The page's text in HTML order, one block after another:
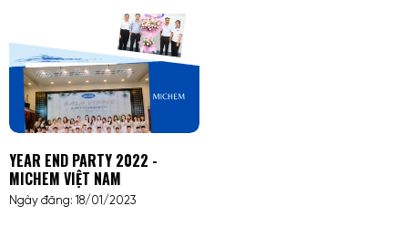
YEAR END PARTY 2022 -
MICHEM VIỆT NAM
Ngày đăng: 18/01/2023